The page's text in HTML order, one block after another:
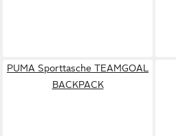
PUMA Sporttasche TEAMGOAL
BACKPACK